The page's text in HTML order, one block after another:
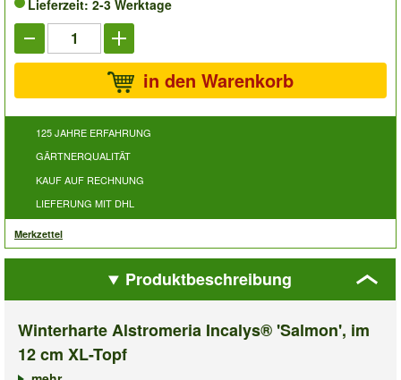
Lieferzeit: 2-3 Werktage
in den Warenkorb
125 JAHRE ERFAHRUNG
GÄRTNERQUALITÄT
KAUF AUF RECHNUNG
LIEFERUNG MIT DHL
Merkzettel
Produktbeschreibung
Winterharte Alstromeria Incalys® 'Salmon', im
12 cm XL-Topf